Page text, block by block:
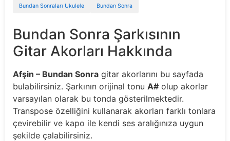
Bundan Sonraları Ukulele Bundan Sonra
Bundan Sonra Şarkısının
Gitar Akorları Hakkında
Afşin – Bundan Sonra gitar akorlarını bu sayfada
bulabilirsiniz. Şarkının orijinal tonu A# olup akorlar
varsayılan olarak bu tonda gösterilmektedir.
Transpose özelliğini kullanarak akorları farklı tonlara
çevirebilir ve kapo ile kendi ses aralığınıza uygun
şekilde çalabilirsiniz.